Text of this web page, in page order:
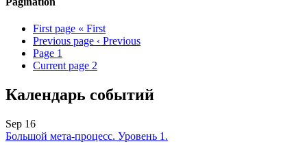
First page « First
Previous page ‹ Previous
Page 1
Current page 2
Календарь событий
Sep 16
Большой мета-процесс. Уровень 1.